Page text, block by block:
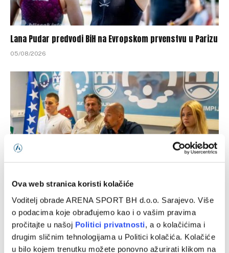
Ova web stranica koristi kolačiće
Voditelj obrade ARENA SPORT BH d.o.o. Sarajevo. Više
o podacima koje obrađujemo kao i o vašim pravima
pročitajte u našoj Politici privatnosti, a o kolačićima i
drugim sličnim tehnologijama u Politici kolačića. Kolačiće
u bilo kojem trenutku možete ponovno ažurirati klikom na
Lana Pudar predvodi BiH na Evropskom prvenstvu u Parizu
05/08/2026
Avdić: Očekujem odlične rezultate na Evropskom
prvenstvu i Mediteranskim igrama
05/08/2026